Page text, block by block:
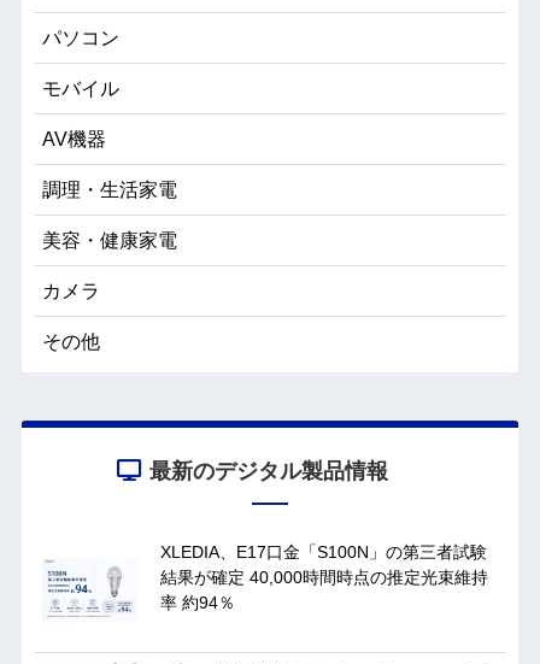
パソコン
モバイル
AV機器
調理・生活家電
美容・健康家電
カメラ
その他
最新のデジタル製品情報
XLEDIA、E17口金「S100N」の第三者試験
結果が確定 40,000時間時点の推定光束維持
率 約94％